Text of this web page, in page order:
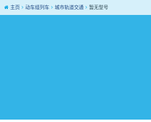
主页 动车组列车 城市轨道交通 暂无型号